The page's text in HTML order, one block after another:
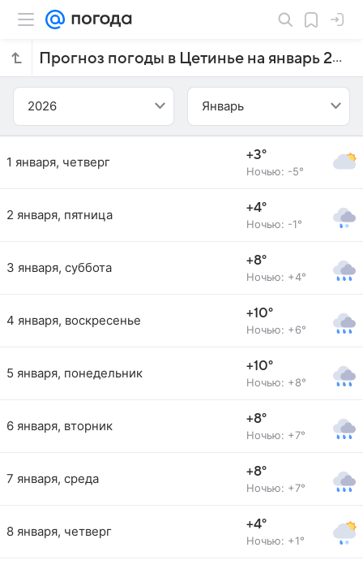
Прогноз погоды в Цетинье на январь 2026 года
2026 Январь
1 января, четверг +3°
Ночью: -5°
2 января, пятница +4°
Ночью: -1°
3 января, суббота +8°
Ночью: +4°
4 января, воскресенье +10°
Ночью: +6°
5 января, понедельник +10°
Ночью: +8°
6 января, вторник +8°
Ночью: +7°
7 января, среда +8°
Ночью: +7°
8 января, четверг +4°
Ночью: +1°